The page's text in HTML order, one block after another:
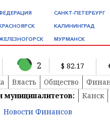
САНКТ-ПЕТЕРБУРГ
КАЛИНИНГРАД
МУРМАНСК
2 $ 82.17
Власть Общество
муниципалитетов:
Канск
Новости Финансов